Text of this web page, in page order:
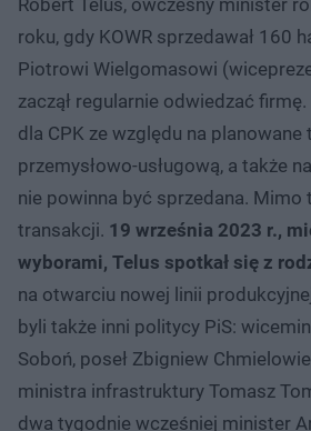
roku, gdy KOWR sprzedawał 160
Piotrowi Wielgomasowi
zaczął regularnie odwiedzać firmę.
dla CPK ze względu na
przemysłowo-usługową, a także
nie powinna być sprzedana. Mimo
transakcji. 19 września 2023 r.,
wyborami, Telus spotkał się z
na otwarciu nowej linii
byli także inni politycy PiS:
Soboń, poseł Zbigniew
ministra infrastruktury Tomasz
dwa tygodnie wcześniej minister